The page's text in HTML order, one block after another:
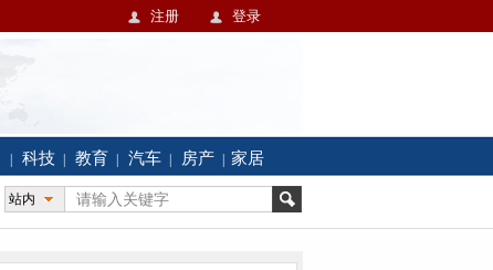
注册 登录
科技 教育 汽车 房产 家居
站内